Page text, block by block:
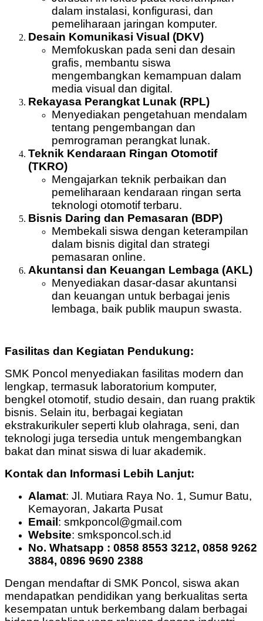
dalam instalasi, konfigurasi, dan
pemeliharaan jaringan komputer.
Desain Komunikasi Visual (DKV)
Memfokuskan pada seni dan desain
grafis, membantu siswa
mengembangkan kemampuan dalam
media visual dan digital.
Rekayasa Perangkat Lunak (RPL)
Menyediakan pengetahuan mendalam
tentang pengembangan dan
pemrograman perangkat lunak.
Teknik Kendaraan Ringan Otomotif
(TKRO)
Mengajarkan teknik perbaikan dan
pemeliharaan kendaraan ringan serta
teknologi otomotif terbaru.
Bisnis Daring dan Pemasaran (BDP)
Membekali siswa dengan keterampilan
dalam bisnis digital dan strategi
pemasaran online.
Akuntansi dan Keuangan Lembaga (AKL)
Menyediakan dasar-dasar akuntansi
dan keuangan untuk berbagai jenis
lembaga, baik publik maupun swasta.
Fasilitas dan Kegiatan Pendukung:
SMK Poncol menyediakan fasilitas modern dan
lengkap, termasuk laboratorium komputer,
bengkel otomotif, studio desain, dan ruang praktik
bisnis. Selain itu, berbagai kegiatan
ekstrakurikuler seperti klub olahraga, seni, dan
teknologi juga tersedia untuk mengembangkan
bakat dan minat siswa di luar akademik.
Kontak dan Informasi Lebih Lanjut:
Alamat: Jl. Mutiara Raya No. 1, Sumur Batu,
Kemayoran, Jakarta Pusat
Email: smkponcol@gmail.com
Website: smksponcol.sch.id
No. Whatsapp : 0858 8553 3212, 0858 9262
3884, 0896 9690 2388
Dengan mendaftar di SMK Poncol, siswa akan
mendapatkan pendidikan yang berkualitas serta
kesempatan untuk berkembang dalam berbagai